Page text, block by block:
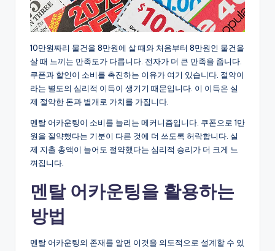
10만원짜리 물건을 8만원에 살 때와 처음부터 8만원인 물건을
살 때 느끼는 만족도가 다릅니다. 전자가 더 큰 만족을 줍니다.
쿠폰과 할인이 소비를 촉진하는 이유가 여기 있습니다. 절약이
라는 별도의 심리적 이득이 생기기 때문입니다. 이 이득은 실
제 절약한 돈과 별개로 가치를 가집니다.
멘탈 어카운팅이 소비를 늘리는 메커니즘입니다. 쿠폰으로 1만
원을 절약했다는 기분이 다른 것에 더 쓰도록 허락합니다. 실
제 지출 총액이 늘어도 절약했다는 심리적 승리가 더 크게 느
껴집니다.
멘탈 어카운팅을 활용하는
방법
멘탈 어카운팅의 존재를 알면 이것을 의도적으로 설계할 수 있